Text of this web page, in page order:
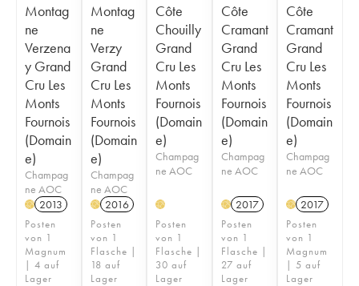
Montag
ne
Verzena
y Grand
Cru Les
Monts
Fournois
(Domain
e)
Champag
ne AOC
H 2013
Posten
von 1
Magnum
| 4 auf
Lager
Montag
ne
Verzy
Grand
Cru Les
Monts
Fournois
(Domain
e)
Champag
ne AOC
H 2016
Posten
von 1
Flasche |
18 auf
Lager
Côte
Chouilly
Grand
Cru Les
Monts
Fournois
(Domain
e)
Champag
ne AOC
H
Posten
von 1
Flasche |
30 auf
Lager
Côte
Cramant
Grand
Cru Les
Monts
Fournois
(Domain
e)
Champag
ne AOC
H 2017
Posten
von 1
Flasche |
27 auf
Lager
Côte
Cramant
Grand
Cru Les
Monts
Fournois
(Domain
e)
Champag
ne AOC
H 2017
Posten
von 1
Magnum
| 5 auf
Lager